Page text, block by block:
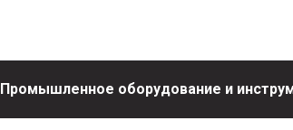
Промышленное оборудование и